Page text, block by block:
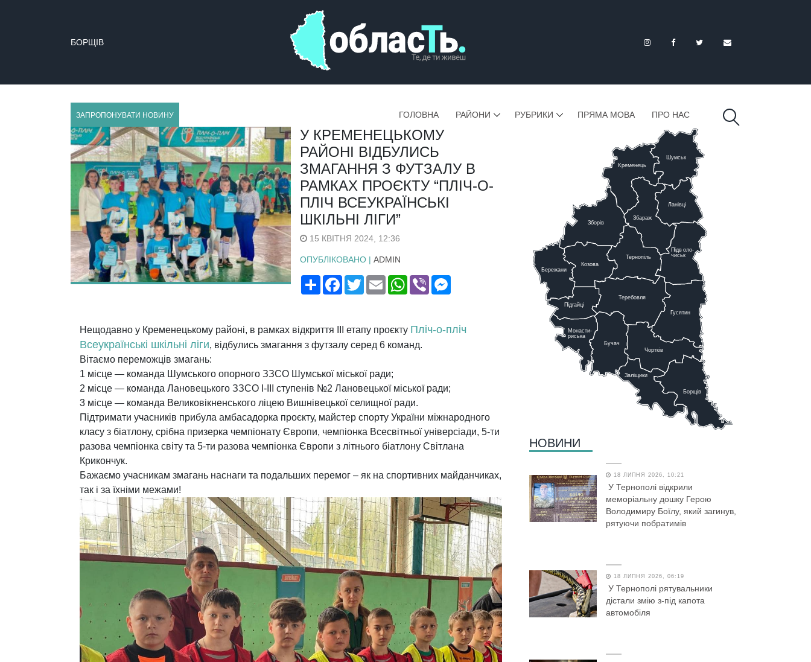
БОРЩІВ
ЗАПРОПОНУВАТИ НОВИНУ ГОЛОВНА РАЙОНИ РУБРИКИ ПРЯМА МОВА ПРО НАС
У КРЕМЕНЕЦЬКОМУ
РАЙОНІ ВІДБУЛИСЬ
ЗМАГАННЯ З ФУТЗАЛУ В
РАМКАХ ПРОЄКТУ “ПЛІЧ-О-
ПЛІЧ ВСЕУКРАЇНСЬКІ
ШКІЛЬНІ ЛІГИ”
15 КВІТНЯ 2024, 12:36
ОПУБЛІКОВАНО | ADMIN
ПоширитиFacebook
TwitterEmail WhatsApp
Viber
Нещодавно у Кременецькому районі, в рамках відкриття III етапу проєкту Пліч-о-пліч
Всеукраїнські шкільні ліги, відбулись змагання з футзалу серед 6 команд.
Вітаємо переможців змагань:
1 місце — команда Шумського опорного ЗЗСО Шумської міської ради;
2 місце — команда Лановецького ЗЗСО І-III ступенів №2 Лановецької міської ради;
3 місце — команда Великовікненського ліцею Вишнівецької селищної ради.
Підтримати учасників прибула амбасадорка проєкту, майстер спорту України міжнародного
класу з біатлону, срібна призерка чемпіонату Європи, чемпіонка Всесвітньої універсіади, 5-ти
разова чемпіонка світу та 5-ти разова чемпіонка Європи з літнього біатлону Світлана
Крикончук.
Бажаємо учасникам змагань наснаги та подальших перемог – як на спортивних майданчиках,
так і за їхніми межами!
Тернопіль
Теребовля
Бучач
Заліщики
Борщів
Чортків
Гусятин
Підволо-
чиськ
Ланівці
Збараж
Шумськ
Кременець
Козова
Бережани
Підгайці
Зборів
Монасти-
риська
НОВИНИ
18 ЛИПНЯ 2026, 10:21
У Тернополі відкрили
меморіальну дошку Герою
Володимиру Боїлу, який загинув,
рятуючи побратимів
18 ЛИПНЯ 2026, 06:19
У Тернополі рятувальники
дістали змію з-під капота
автомобіля